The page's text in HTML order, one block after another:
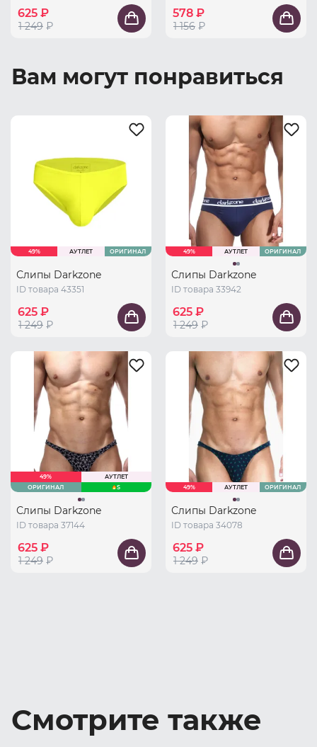
625 ₽
1 249 ₽
578 ₽
1 156 ₽
Вам могут понравиться
49% АУТЛЕТ ОРИГИНАЛ
Слипы Darkzone
ID товара 43351
625 ₽
1 249 ₽
49% АУТЛЕТ ОРИГИНАЛ
Слипы Darkzone
ID товара 33942
625 ₽
1 249 ₽
49%
АУТЛЕТ
ОРИГИНАЛ
S
Слипы Darkzone
ID товара 37144
625 ₽
1 249 ₽
49% АУТЛЕТ ОРИГИНАЛ
Слипы Darkzone
ID товара 34078
625 ₽
1 249 ₽
Смотрите также